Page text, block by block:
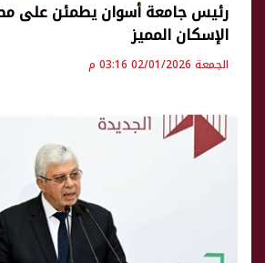
رئيس جامعة أسوان يطمئن على
الإسكان المميز
الجمعة 02/01/2026 03:16 م